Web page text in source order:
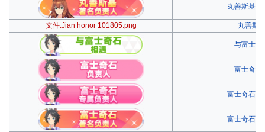
丸善斯基著
文件:Jian honor 101805.png 丸善斯
与富士奇
富士奇石
富士奇石专
富士奇石著